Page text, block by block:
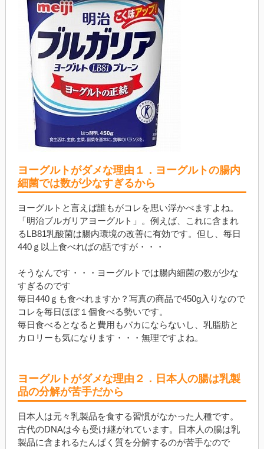
ヨーグルトがダメな理由１．ヨーグルトの腸内
細菌では数が少なすぎるから
ヨーグルトと言えば誰もがコレを思い浮かべますよね。
「明治ブルガリアヨーグルト」。例えば、これに含まれ
るLB81乳酸菌は腸内環境の改善に有効です。但し、毎日
440ｇ以上食べればの話ですが・・・
そうなんです・・・ヨーグルトでは腸内細菌の数が少な
すぎるのです
毎日440ｇも食べれますか？写真の商品で450g入りなので
コレを毎日ほぼ１個食べる勢いです。
毎日食べるとなると費用もバカにならないし、乳脂肪と
カロリーも気になります・・・無理ですよね。
ヨーグルトがダメな理由２．日本人の腸は乳製
品の分解が苦手だから
日本人は元々乳製品を食する習慣がなかった人種です。
古代のDNAは今も受け継がれています。日本人の腸は乳
製品に含まれるたんぱく質を分解するのが苦手なので